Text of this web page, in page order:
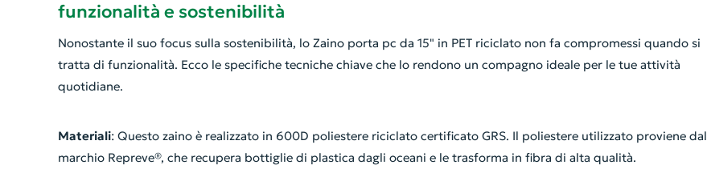
funzionalità e sostenibilità
Nonostante il suo focus sulla sostenibilità, lo Zaino porta pc da 15" in PET riciclato non fa compromessi quando si
tratta di funzionalità. Ecco le specifiche tecniche chiave che lo rendono un compagno ideale per le tue attività
quotidiane.
Materiali: Questo zaino è realizzato in 600D poliestere riciclato certificato GRS. Il poliestere utilizzato proviene dal
marchio Repreve®, che recupera bottiglie di plastica dagli oceani e le trasforma in fibra di alta qualità.